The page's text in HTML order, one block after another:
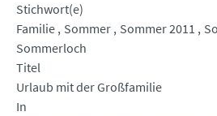
Stichwort(e)
Familie Sommer Sommer 2011
Sommerloch
Titel
Urlaub mit der Großfamilie
In